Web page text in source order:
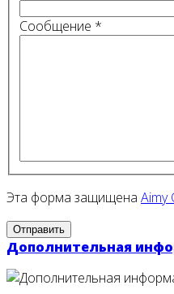
Сообщение *
Эта форма защищена Aimy
Отправить
Дополнительная